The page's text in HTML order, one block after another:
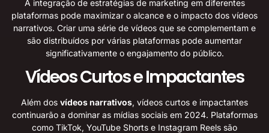
A integração de estratégias de marketing em diferentes
plataformas pode maximizar o alcance e o impacto dos vídeos
narrativos. Criar uma série de vídeos que se complementam e
são distribuídos por várias plataformas pode aumentar
significativamente o engajamento do público.
Vídeos Curtos e Impactantes
Além dos vídeos narrativos, vídeos curtos e impactantes
continuarão a dominar as mídias sociais em 2024. Plataformas
como TikTok, YouTube Shorts e Instagram Reels são